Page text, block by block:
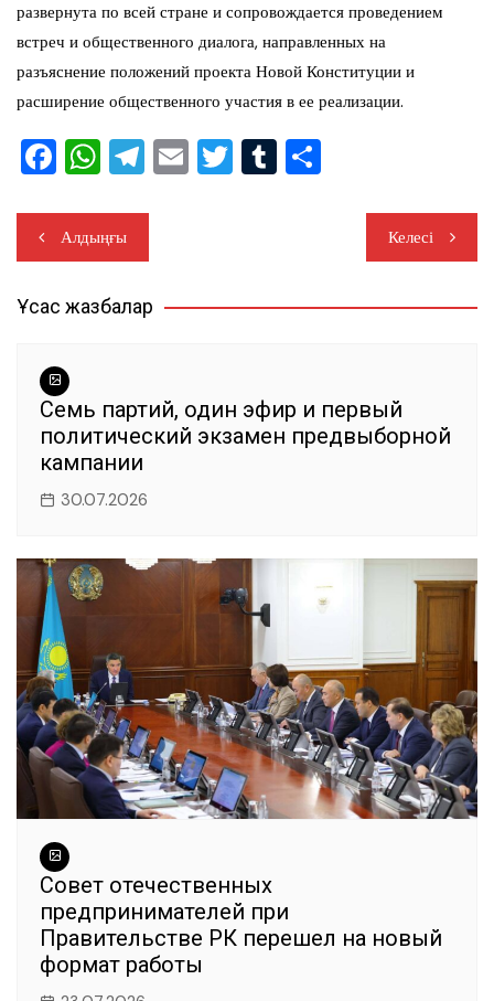
развернута по всей стране и сопровождается проведением
встреч и общественного диалога, направленных на
разъяснение положений проекта Новой Конституции и
расширение общественного участия в ее реализации.
F
c
e
b
o
k
W
at
s
A
T
e
gr
a
m
E T T
r ть
Навигация
по
записям
Алдыңғы Келесі
Ұқсас жазбалар
Семь партий, один эфир и первый
политический экзамен предвыборной
кампании
30.07.2026
Совет отечественных
предпринимателей при
Правительстве РК перешел на новый
формат работы